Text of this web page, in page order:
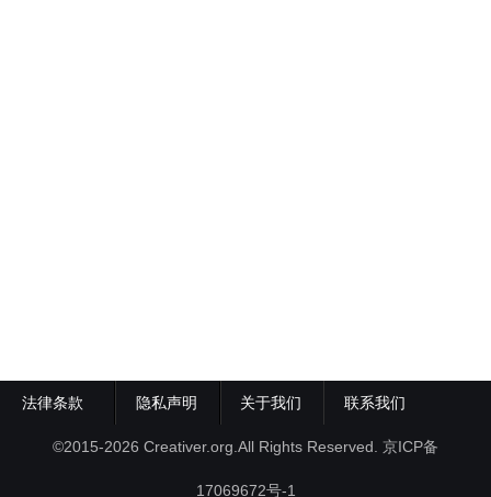
法律条款 隐私声明 关于我们 联系我们
©2015-2026 Creativer.org.All Rights Reserved. 京ICP备
17069672号-1